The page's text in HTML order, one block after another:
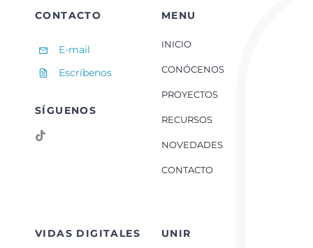
CONTACTO
E-mail
Escríbenos
SÍGUENOS
MENU
INICIO
CONÓCENOS
PROYECTOS
RECURSOS
NOVEDADES
CONTACTO
VIDAS DIGITALES UNIR